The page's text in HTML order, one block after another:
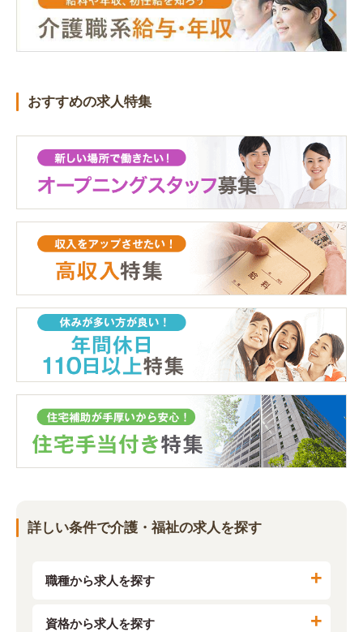
おすすめの求人特集
詳しい条件で介護・福祉の求人を探す
職種から求人を探す
資格から求人を探す